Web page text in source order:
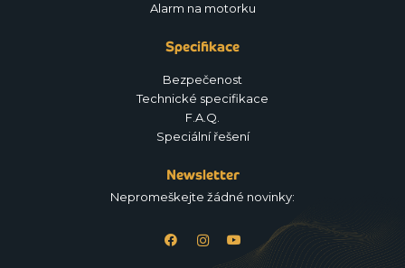
Alarm na motorku
Specifikace
Bezpečenost
Technické specifikace
F.A.Q.
Speciální řešení
Newsletter
Nepromeškejte žádné novinky: